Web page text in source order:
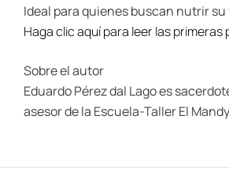
Ideal para quienes buscan nutrir
Haga clic aquí para leer las primeras
Sobre el autor
Eduardo Pérez dal Lago es
asesor de la Escuela-Taller El